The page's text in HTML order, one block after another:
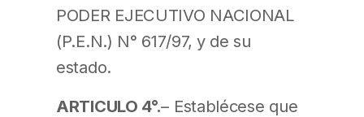
PODER EJECUTIVO NACIONAL
(P.E.N.) N° 617/97, y de su
estado.
ARTICULO 4°.– Establécese que